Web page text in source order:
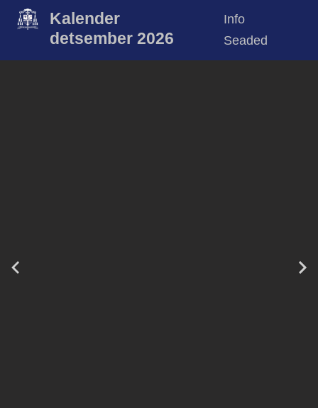
Kalender
detsember 2026
Info
Seaded